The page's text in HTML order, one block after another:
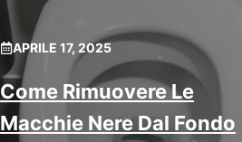
APRILE 17, 2025
Come Rimuovere Le
Macchie Nere Dal Fondo